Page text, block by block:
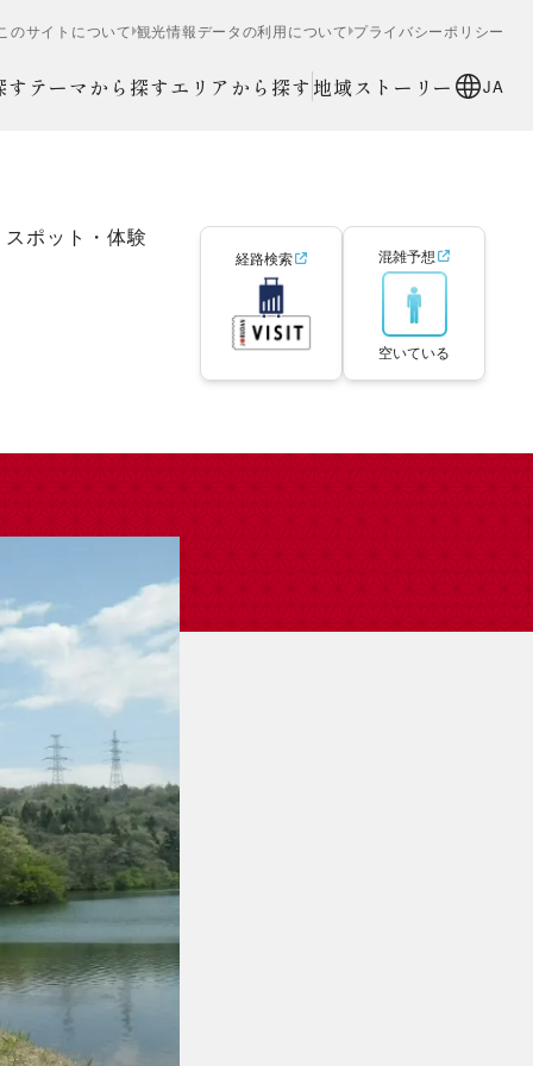
のサイトについて 観光情報データの利用について プライバシーポリシー
す テーマから探すエリアから探す 地域ストーリー JA
スポット・体験
経路検索 混雑予想
空いている